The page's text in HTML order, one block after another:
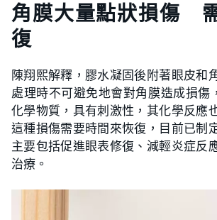
角膜大量點狀損傷
復
陳翔熙解釋，膠水凝固後附著眼皮和
處理時不可避免地會對角膜造成損傷
化學物質，具有刺激性，其化學反應
這種損傷需要時間來恢復，目前已制
主要包括促進眼表修復、減輕炎症反
治療。